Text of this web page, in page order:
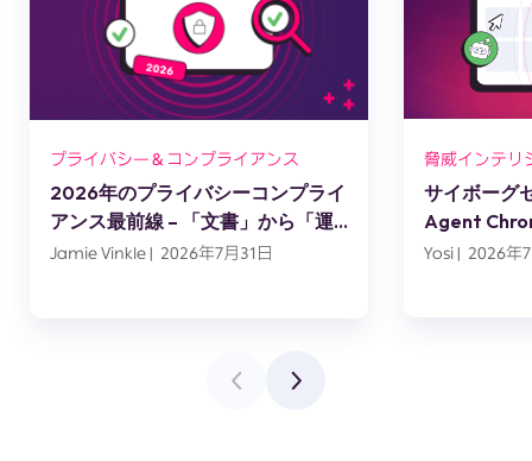
プライバシー＆コンプライアンス
2026年のプライバシーコンプライ
アンス最前線 – 「文書」から「運
用」へ
Jamie Vinkle | 2026年7月31日
脅威インテリ
サイボーグ
Agent
スエンジニ
Yosi | 2026年